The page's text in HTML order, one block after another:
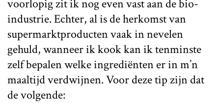
voorlopig zit ik nog even vast aan de bio-
industrie. Echter, al is de herkomst van
supermarktproducten vaak in nevelen
gehuld, wanneer ik kook kan ik tenminste
zelf bepalen welke ingrediënten er in m’n
maaltijd verdwijnen. Voor deze tip zijn dat
de volgende: